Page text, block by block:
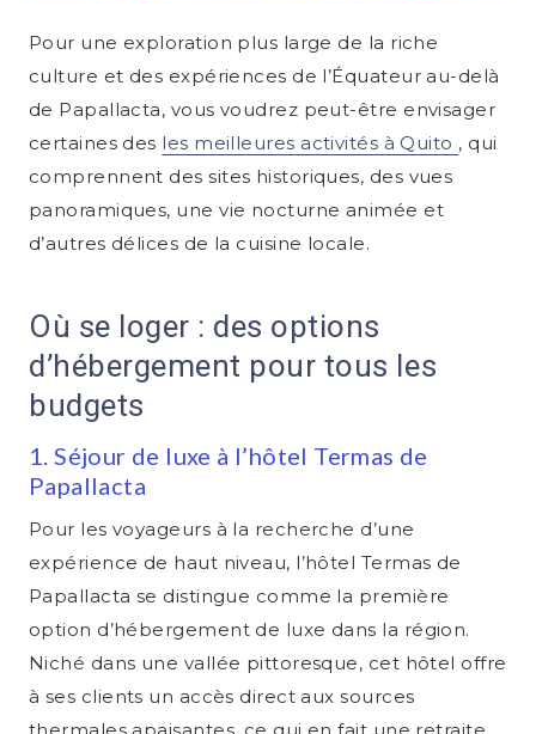
Pour une exploration plus large de la riche
culture et des expériences de l’Équateur au-delà
de Papallacta, vous voudrez peut-être envisager
certaines des les meilleures activités à Quito , qui
comprennent des sites historiques, des vues
panoramiques, une vie nocturne animée et
d’autres délices de la cuisine locale.
Où se loger : des options
d’hébergement pour tous les
budgets
1. Séjour de luxe à l’hôtel Termas de
Papallacta
Pour les voyageurs à la recherche d’une
expérience de haut niveau, l’hôtel Termas de
Papallacta se distingue comme la première
option d’hébergement de luxe dans la région.
Niché dans une vallée pittoresque, cet hôtel offre
à ses clients un accès direct aux sources